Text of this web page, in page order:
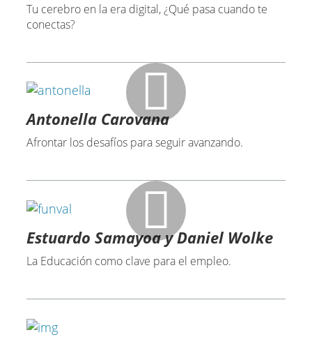
Tu cerebro en la era digital, ¿Qué pasa cuando te
conectas?
Antonella Carovana
Afrontar los desafíos para seguir avanzando.
Estuardo Samayoa y Daniel Wolke
La Educación como clave para el empleo.